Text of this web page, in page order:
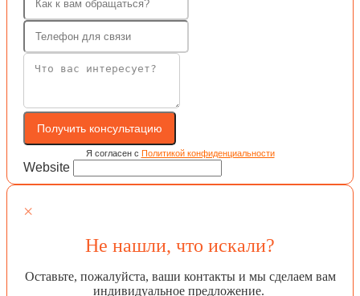
Получить консультацию
Я согласен с Политикой конфиденциальности
Website
×
Не нашли, что искали?
Оставьте, пожалуйста, ваши контакты и мы сделаем вам
индивидуальное предложение.